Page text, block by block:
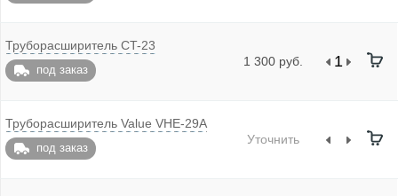
Труборасширитель CT-23
под заказ
1 300 руб.
Труборасширитель Value VHE-29A
под заказ
Уточнить